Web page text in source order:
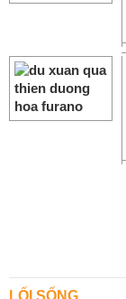
LỐI SỐNG